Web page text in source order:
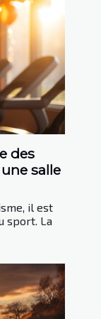
des
salle
il est
sport. La